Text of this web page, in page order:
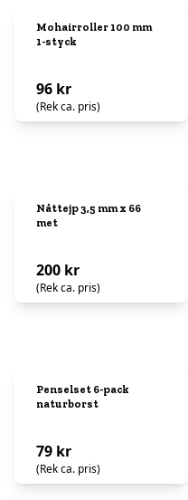
Mohairroller 100 mm
1-styck
96 kr
(Rek ca. pris)
Nåttejp 3,5 mm x 66
met
200 kr
(Rek ca. pris)
Penselset 6-pack
naturborst
79 kr
(Rek ca. pris)